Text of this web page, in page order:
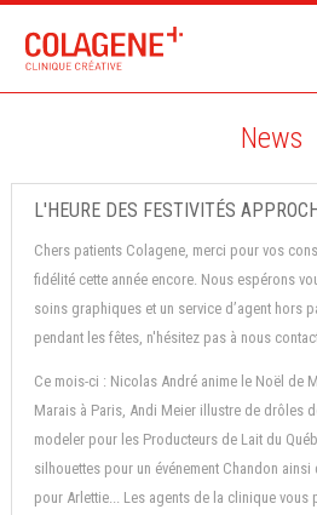
News
L'HEURE DES FESTIVITÉS
Chers patients Colagene, merci pour vos
fidélité cette année encore. Nous espérons
soins graphiques et un service d’agent hors
pendant les fêtes, n'hésitez pas à nous
Ce mois-ci : Nicolas André anime le Noël de
Marais à Paris, Andi Meier illustre de drôles
modeler pour les Producteurs de Lait du
silhouettes pour un événement Chandon
pour Arlettie... Les agents de la clinique vous